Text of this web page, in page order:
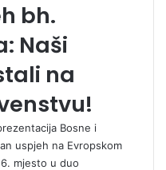
bh.
Naši
na
Bosne i
uspjeh na Evropskom
mjesto u duo